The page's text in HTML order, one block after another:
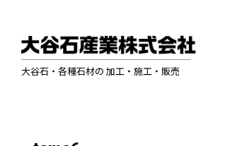
大谷石・各種石材の 加工・施工・販売